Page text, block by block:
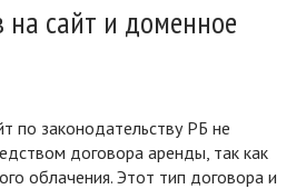
на сайт и доменное
по законодательству РБ не
договора аренды, так как
облачения. Этот тип договора и